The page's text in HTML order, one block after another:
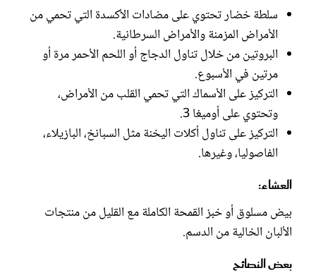
سلطة خضار تحتوي على مضادات الأكسدة التي تحمي من
الأمراض المزمنة والأمراض السرطانية.
البروتين من خلال تناول الدجاج أو اللحم الأحمر مرة أو
مرتين في الأسبوع.
التركيز على الأسماك التي تحمي القلب من الأمراض،
وتحتوي على أوميغا 3.
التركيز على تناول أكلات اليخنة مثل السبانخ، البازيلاء،
الفاصوليا، وغيرها.
العشاء:
بيض مسلوق أو خبز القمحة الكاملة مع القليل من منتجات
الألبان الخالية من الدسم.
بعض النصائح